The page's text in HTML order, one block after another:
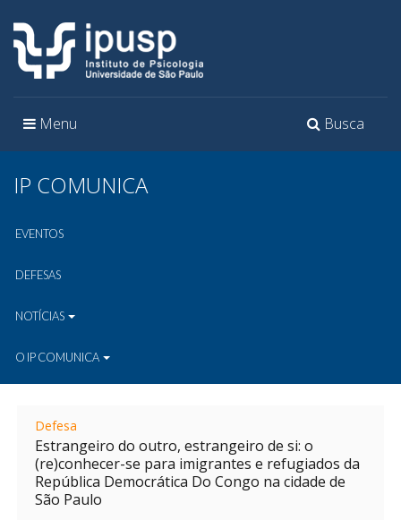
Toggle
Busca
Toggle
Menu
IP COMUNICA
EVENTOS
DEFESAS
NOTÍCIAS
O IP COMUNICA
Defesa
Estrangeiro do outro, estrangeiro de si: o
(re)conhecer-se para imigrantes e refugiados da
República Democrática Do Congo na cidade de
São Paulo